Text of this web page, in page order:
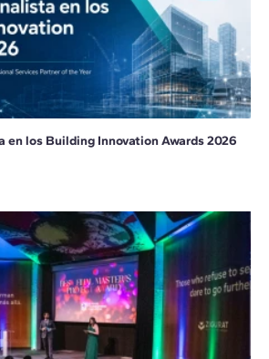
en los Building Innovation Awards 2026